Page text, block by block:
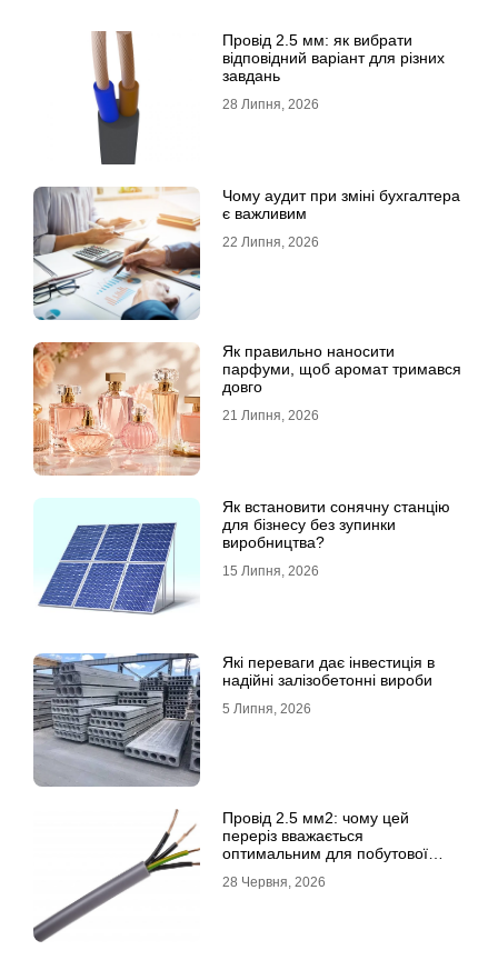
Провід 2.5 мм: як вибрати
відповідний варіант для різних
завдань
28 Липня, 2026
Чому аудит при зміні бухгалтера
є важливим
22 Липня, 2026
Як правильно наносити
парфуми, щоб аромат тримався
довго
21 Липня, 2026
Як встановити сонячну станцію
для бізнесу без зупинки
виробництва?
15 Липня, 2026
Які переваги дає інвестиція в
надійні залізобетонні вироби
5 Липня, 2026
Провід 2.5 мм2: чому цей
переріз вважається
оптимальним для побутової
28 Червня, 2026